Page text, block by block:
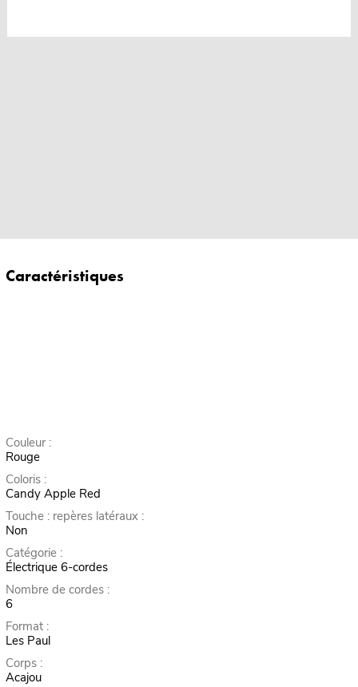
Caractéristiques
Couleur :
Rouge
Coloris :
Candy Apple Red
Touche : repères latéraux :
Non
Catégorie :
Électrique 6-cordes
Nombre de cordes :
6
Format :
Les Paul
Corps :
Acajou